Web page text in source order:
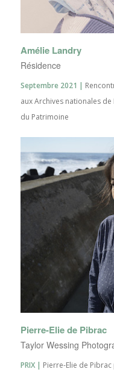
Amélie Landry
Résidence
Septembre 2021 |
aux Archives nationales
du Patrimoine
Pierre-Elie de Pibrac
Taylor Wessing
PRIX | Pierre-Elie de